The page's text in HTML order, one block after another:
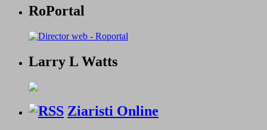
RoPortal
Larry L Watts
Ziaristi Online